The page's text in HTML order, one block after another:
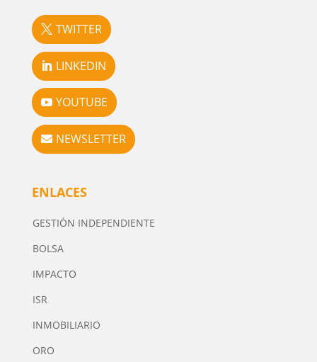
TWITTER
LINKEDIN
YOUTUBE
NEWSLETTER
ENLACES
GESTIÓN INDEPENDIENTE
BOLSA
IMPACTO
ISR
INMOBILIARIO
ORO